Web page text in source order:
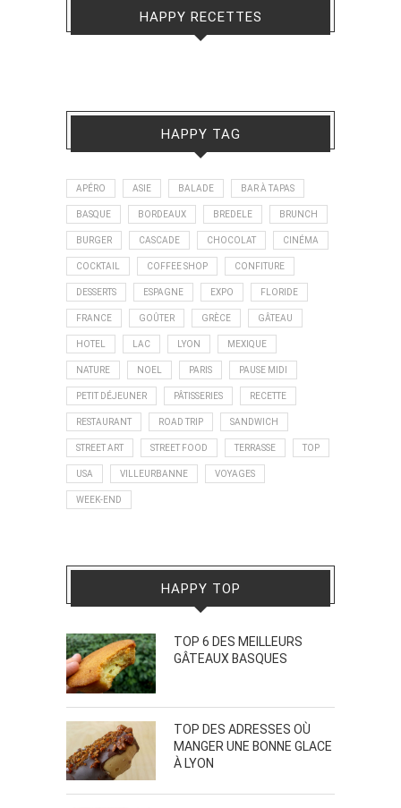
HAPPY RECETTES
HAPPY TAG
APÉRO ASIE BALADE BAR À TAPAS
BASQUE BORDEAUX BREDELE BRUNCH
BURGER CASCADE CHOCOLAT CINÉMA
COCKTAIL COFFEE SHOP CONFITURE
DESSERTS ESPAGNE EXPO FLORIDE
FRANCE GOÛTER GRÈCE GÂTEAU
HOTEL LAC LYON MEXIQUE
NATURE NOEL PARIS PAUSE MIDI
PETIT DÉJEUNER PÂTISSERIES RECETTE
RESTAURANT ROAD TRIP SANDWICH
STREET ART STREET FOOD TERRASSE TOP
USA VILLEURBANNE VOYAGES
WEEK-END
HAPPY TOP
TOP 6 DES MEILLEURS
GÂTEAUX BASQUES
TOP DES ADRESSES OÙ
MANGER UNE BONNE GLACE
À LYON